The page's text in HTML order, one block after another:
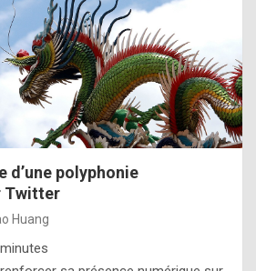
d’une polyphonie
Twitter
Huang
minutes